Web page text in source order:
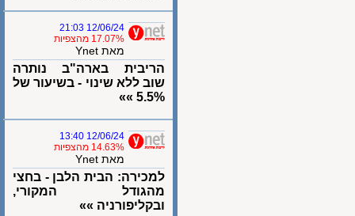
12/06/24 21:03
17.07% מהצפיות
מאת Ynet
הריבית בארה"ב נותרה
שוב ללא שינוי - בשיעור של
5.5% »»
12/06/24 13:40
14.63% מהצפיות
מאת Ynet
למכירה: הבית הלבן - בחצי
מהגודל המקורי,
ובקליפורניה »»